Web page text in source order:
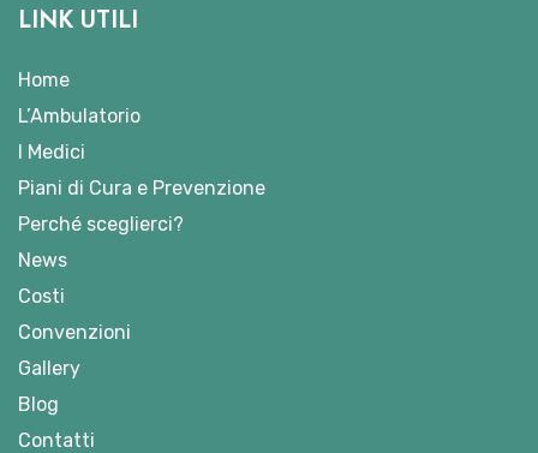
LINK UTILI
Home
L’Ambulatorio
I Medici
Piani di Cura e Prevenzione
Perché sceglierci?
News
Costi
Convenzioni
Gallery
Blog
Contatti